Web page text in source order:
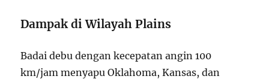
Dampak di Wilayah Plains
Badai debu dengan kecepatan angin 100
km/jam menyapu Oklahoma, Kansas, dan